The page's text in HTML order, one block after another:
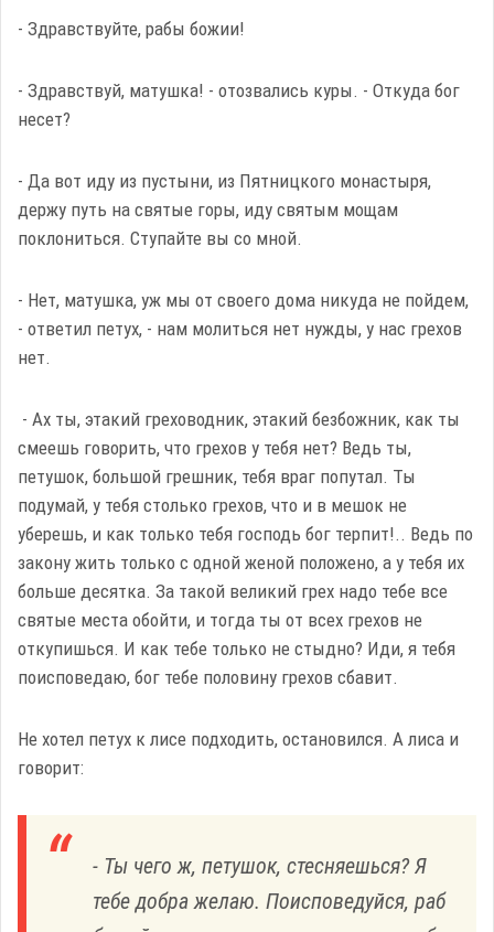
- Здравствуйте, рабы божии!
- Здравствуй, матушка! - отозвались куры. - Откуда бог
несет?
- Да вот иду из пустыни, из Пятницкого монастыря,
держу путь на святые горы, иду святым мощам
поклониться. Ступайте вы со мной.
- Нет, матушка, уж мы от своего дома никуда не пойдем,
- ответил петух, - нам молиться нет нужды, у нас грехов
нет.
- Ах ты, этакий греховодник, этакий безбожник, как ты
смеешь говорить, что грехов у тебя нет? Ведь ты,
петушок, большой грешник, тебя враг попутал. Ты
подумай, у тебя столько грехов, что и в мешок не
уберешь, и как только тебя господь бог терпит!.. Ведь по
закону жить только с одной женой положено, а у тебя их
больше десятка. За такой великий грех надо тебе все
святые места обойти, и тогда ты от всех грехов не
откупишься. И как тебе только не стыдно? Иди, я тебя
поисповедаю, бог тебе половину грехов сбавит.
Не хотел петух к лисе подходить, остановился. А лиса и
говорит:
- Ты чего ж, петушок, стесняешься? Я
тебе добра желаю. Поисповедуйся, раб